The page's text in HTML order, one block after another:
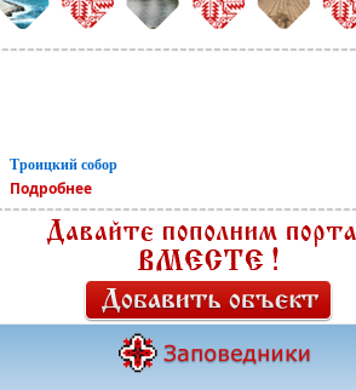
Троицкий собор
Подробнее